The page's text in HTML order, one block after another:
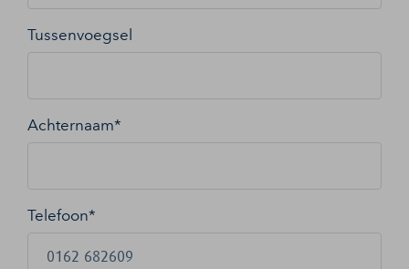
Tussenvoegsel
Achternaam*
Telefoon*